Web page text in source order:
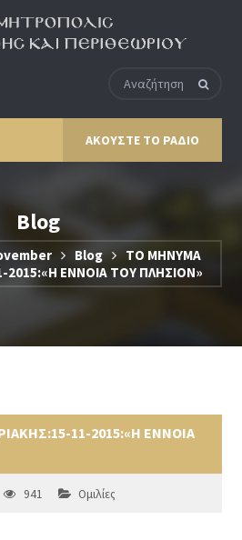
ΑΚΟΥΣΤΕ ΤΟ ΡΑΔΙΟ
Blog
Blog
ΤΟ ΜΗΝΥΜΑ
2015:«Η ΕΝΝΟΙΑ ΤΟΥ ΠΛΗΣΙΟΝ»
11-2015:«Η ΕΝΝΟΙΑ
941 Ομιλίες